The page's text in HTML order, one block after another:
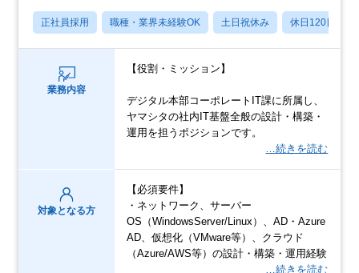
正社員採用 職種・業界未経験OK 土日祝休み 休日120日以上
業務内容
【役割・ミッション】
デジタル本部コーポレートIT課に所属し、
ヤマシタの社内IT基盤全般の設計・構築・
運用を担うポジションです。
…続きを読む
対象となる方
【必須要件】
・ネットワーク、サーバー
OS（WindowsServer/Linux）、AD・Azure
AD、仮想化（VMware等）、クラウド
（Azure/AWS等）の設計・構築・運用経験
…続きを読む